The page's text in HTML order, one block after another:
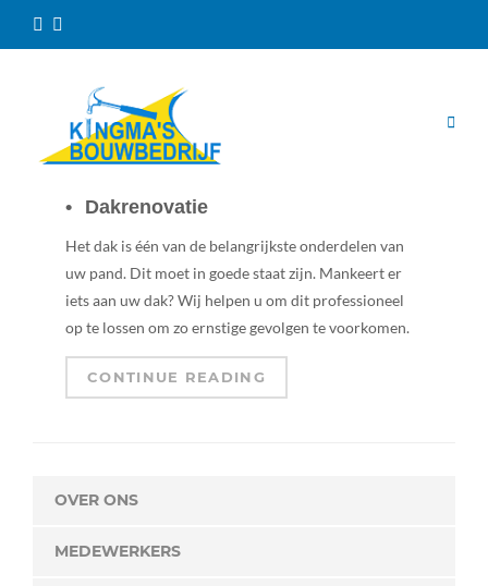
Dakrenovatie
Het dak is één van de belangrijkste onderdelen van
uw pand. Dit moet in goede staat zijn. Mankeert er
iets aan uw dak? Wij helpen u om dit professioneel
op te lossen om zo ernstige gevolgen te voorkomen.
CONTINUE READING
OVER ONS
MEDEWERKERS